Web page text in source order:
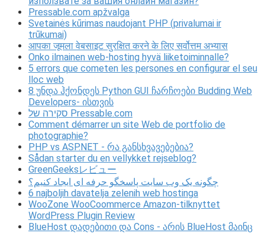
Pressable.com apžvalga
Svetainės kūrimas naudojant PHP (privalumai ir
trūkumai)
आपका जूमला वेबसाइट सुरक्षित करने के लिए सर्वोत्तम अभ्यास
Onko ilmainen web-hosting hyvä liiketoiminnalle?
5 errors que cometen les persones en configurar el seu
lloc web
8 უნდა ჰქონდეს Python GUI ჩარჩოები Budding Web
Developers- ისთვის
סקירה של Pressable.com
Comment démarrer un site Web de portfolio de
photographie?
PHP vs ASP.NET - რა განსხვავებებია?
Sådan starter du en vellykket rejseblog?
GreenGeeksレビュー
چگونه یک وب سایت پاسخگو حرفه ای ایجاد کنیم؟
6 najboljih davatelja zelenih web hostinga
WooZone WooCoommerce Amazon-tilknyttet
WordPress Plugin Review
BlueHost დადებითი და Cons - არის BlueHost მაინც